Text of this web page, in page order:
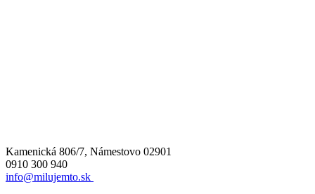
Kamenická 806/7, Námestovo 02901
0910 300 940
info@milujemto.sk